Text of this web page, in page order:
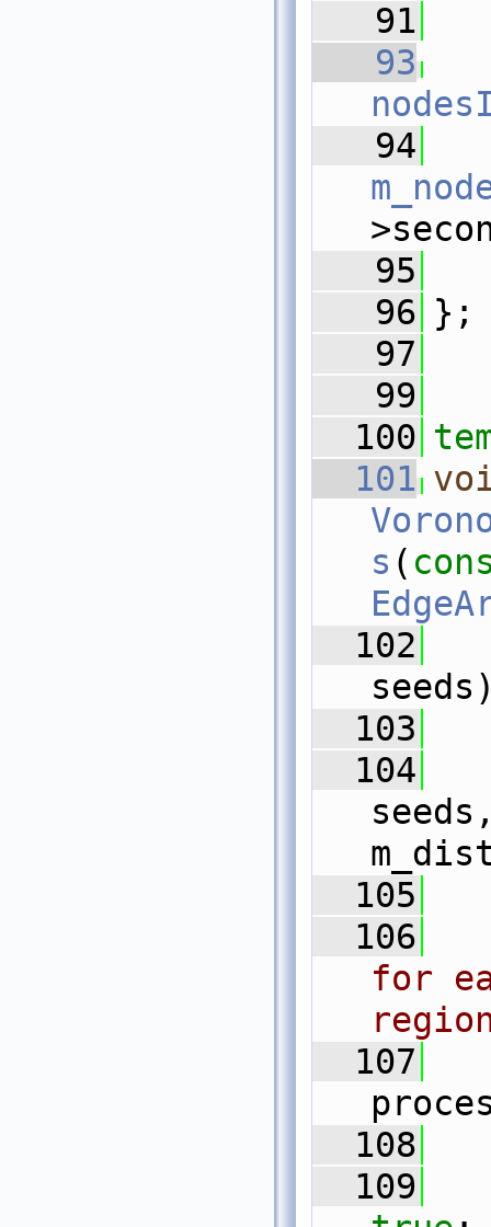
   91
   93
   94
   95
   96
};
   97
   99
  100
  101
s (
  102
  103
  104
  105
  106
for
  107
  108
  109